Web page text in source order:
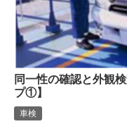
同一性の確認と外観
プ①】
車検